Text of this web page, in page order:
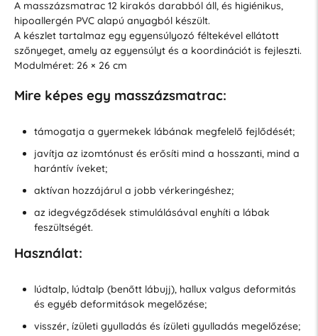
A masszázsmatrac 12 kirakós darabból áll, és higiénikus,
hipoallergén PVC alapú anyagból készült.
A készlet tartalmaz egy egyensúlyozó féltekével ellátott
szőnyeget, amely az egyensúlyt és a koordinációt is fejleszti.
Modulméret: 26 × 26 cm
Mire képes egy masszázsmatrac:
támogatja a gyermekek lábának megfelelő fejlődését;
javítja az izomtónust és erősíti mind a hosszanti, mind a
harántív íveket;
aktívan hozzájárul a jobb vérkeringéshez;
az idegvégződések stimulálásával enyhíti a lábak
feszültségét.
Használat:
lúdtalp, lúdtalp (benőtt lábujj), hallux valgus deformitás
és egyéb deformitások megelőzése;
visszér, ízületi gyulladás és ízületi gyulladás megelőzése;